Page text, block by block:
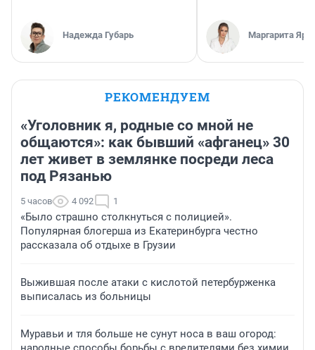
Надежда Губарь Маргарита
РЕКОМЕНДУЕМ
«Уголовник я, родные со мной не
общаются»: как бывший «афганец» 30
лет живет в землянке посреди леса
под Рязанью
5 часов 4 092 1
«Было страшно столкнуться с полицией».
Популярная блогерша из Екатеринбурга честно
рассказала об отдыхе в Грузии
Выжившая после атаки с кислотой петербурженка
выписалась из больницы
Муравьи и тля больше не сунут носа в ваш огород: